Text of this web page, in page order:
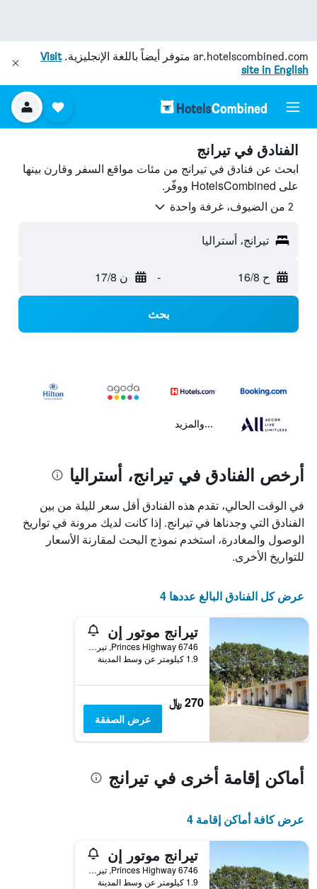
ar.hotelscombined.com متوفر أيضاً باللغة الإنجليزية.Visit
site in English
الفنادق في تيرانج
ابحث عن فنادق في تيرانج من مئات مواقع السفر وقارن بينها
على HotelsCombined ووفّر.
2 من الضيوف، غرفة واحدة
تيرانج، أستراليا
ح 16/8 - ن 17/8
بحث
...والمزيد
أرخص الفنادق في تيرانج، أستراليا
في الوقت الحالي، تقدم هذه الفنادق أقل سعر لليلة من بين
الفنادق التي وجدناها في تيرانج. إذا كانت لديك مرونة في تواريخ
الوصول والمغادرة، استخدم نموذج البحث لمقارنة الأسعار
للتواريخ الأخرى.
عرض كل الفنادق البالغ عددها 4
تيرانج موتور إن
6746 Princes Highway, تيرانج, VIC, أستراليا
1.9 كيلومتر عن وسط المدينة
270 ﷼
عرض الصفقة
أماكن إقامة أخرى في تيرانج
عرض كافة أماكن إقامة 4
تيرانج موتور إن
6746 Princes Highway, تيرانج, VIC, أستراليا
1.9 كيلومتر عن وسط المدينة